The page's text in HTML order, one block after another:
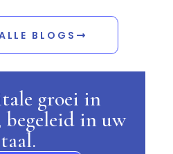
BLOGS
groei in
begeleid in uw
taal.